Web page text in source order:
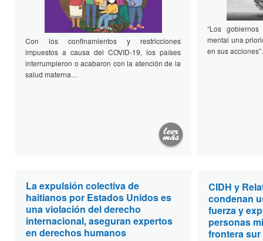
Con los confinamientos y restricciones
impuestos a causa del COVID-19, los países
interrumpieron o acabaron con la atención de la
salud materna…
“Los
mental una
en sus
La expulsión colectiva de
haitianos por Estados Unidos es
una violación del derecho
internacional, aseguran expertos
en derechos humanos
CIDH y
condenan
fuerza y
personas
frontera